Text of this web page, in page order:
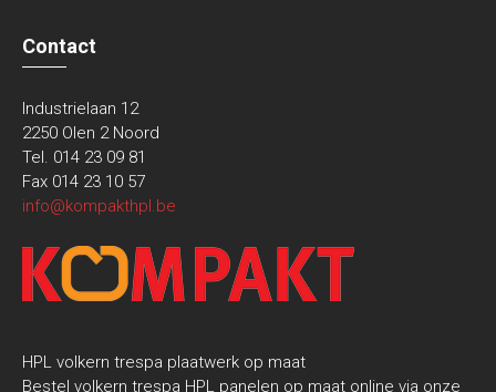
Contact
Industrielaan 12
2250 Olen 2 Noord
Tel. 014 23 09 81
Fax 014 23 10 57
info@kompakthpl.be
HPL volkern trespa plaatwerk op maat
Bestel volkern trespa HPL panelen op maat online via onze